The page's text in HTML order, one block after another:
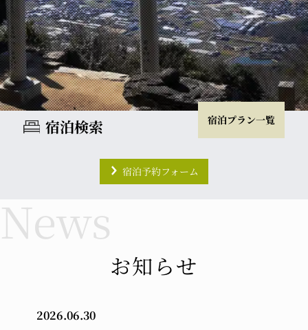
宿泊検索 宿泊プラン一覧
宿泊予約フォーム
小学生
お知らせ
2026.06.30